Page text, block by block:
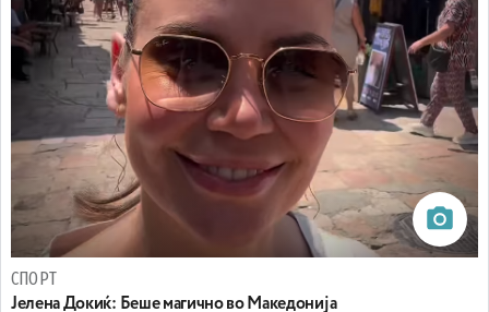
СПОРТ
Јелена Докиќ: Беше магично во Македонија